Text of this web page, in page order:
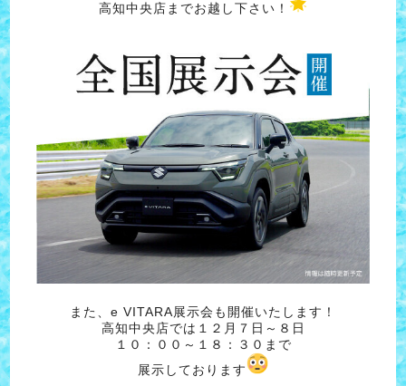
高知中央店までお越し下さい！
また、e VITARA展示会も開催いたします！
高知中央店では１２月７日～８日
１０：００～１８：３０まで
展示しております